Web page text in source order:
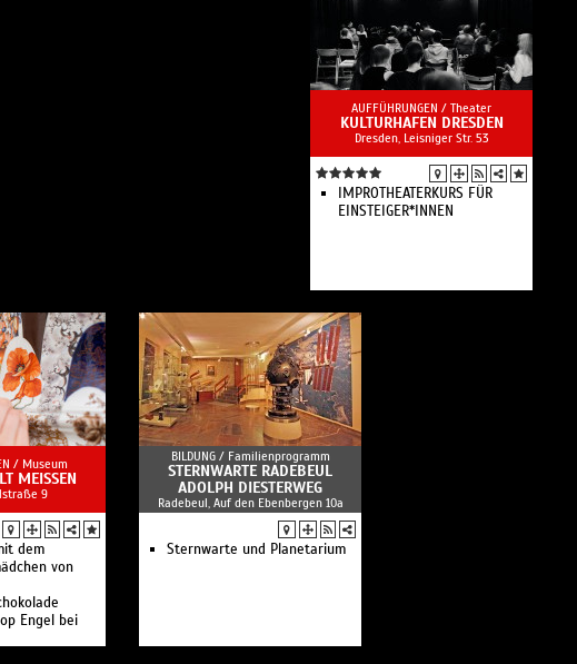
AUFFÜHRUNGEN / Theater
KULTURHAFEN DRESDEN
Dresden, Leisniger Str. 53
IMPROTHEATERKURS FÜR
EINSTEIGER*INNEN
/ Museum
MEISSEN
9
dem
von
Engel bei
BILDUNG / Familienprogramm
STERNWARTE RADEBEUL
ADOLPH DIESTERWEG
Radebeul, Auf den Ebenbergen 10a
Sternwarte und Planetarium